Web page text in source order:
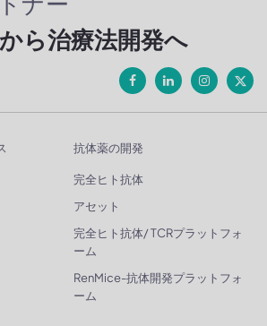
ら治療法開発へ
抗体薬の開発
完全ヒト抗体
アセット
完全ヒト抗体/ TCRプラットフォ
ーム
RenMice-抗体開発プラットフォ
ーム